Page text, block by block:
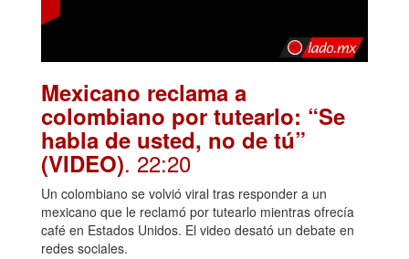
Mexicano reclama a
colombiano por tutearlo: “Se
habla de usted, no de tú”
(VIDEO). 22:20
Un colombiano se volvió viral tras responder a un
mexicano que le reclamó por tutearlo mientras ofrecía
café en Estados Unidos. El video desató un debate en
redes sociales.